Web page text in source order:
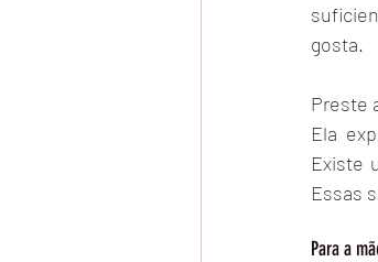
gosta.
Preste
Ela
Existe
Essas
Para a